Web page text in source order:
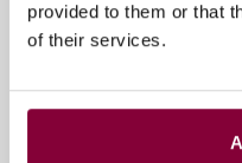
provided to them or that
of their services.
SXSW London
die blijven
Dit jaar reisde ik
delegatie naar